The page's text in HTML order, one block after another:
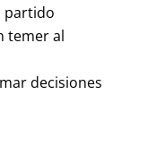
partido
temer al
decisiones